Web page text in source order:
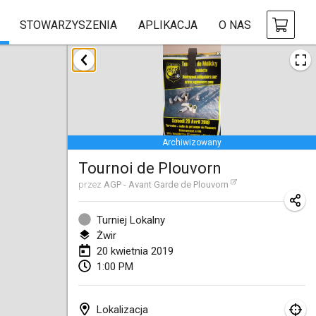
STOWARZYSZENIA APLIKACJA O NAS
Archiwizowany
Tournoi de Plouvorn
przez AGP - Avant Garde de Plouvorn
Turniej Lokalny
Żwir
20 kwietnia 2019
1:00 PM
Lokalizacja
styczeń 2019
New Year's Throw Mölkky
|Czechy
Tournoi Mixte ASPTTOM
20 sty 2019|Francja
Tournoi d'Hiver
26 sty 2019|
Liekki Cup
26 sty 2019